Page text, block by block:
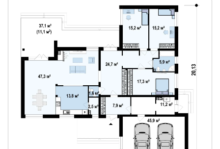
Большие площади остекления способствуют
хорошему естественному освещению комнат.
Хозяйственные помещения, расположенные за
гаражом с доступом в сад очень удобны для
хранения садовой техники и любого другого
инвентаря.
Кладовая в кухне предоставит быстрый доступ
к хозяйственной утвари и запасам.
Прямой переход из гаража в дом упрощает
перенос вещей из/в машину.
Традиционный стиль дома красиво дополнен
отделкой из облицовочного камня и дерева.